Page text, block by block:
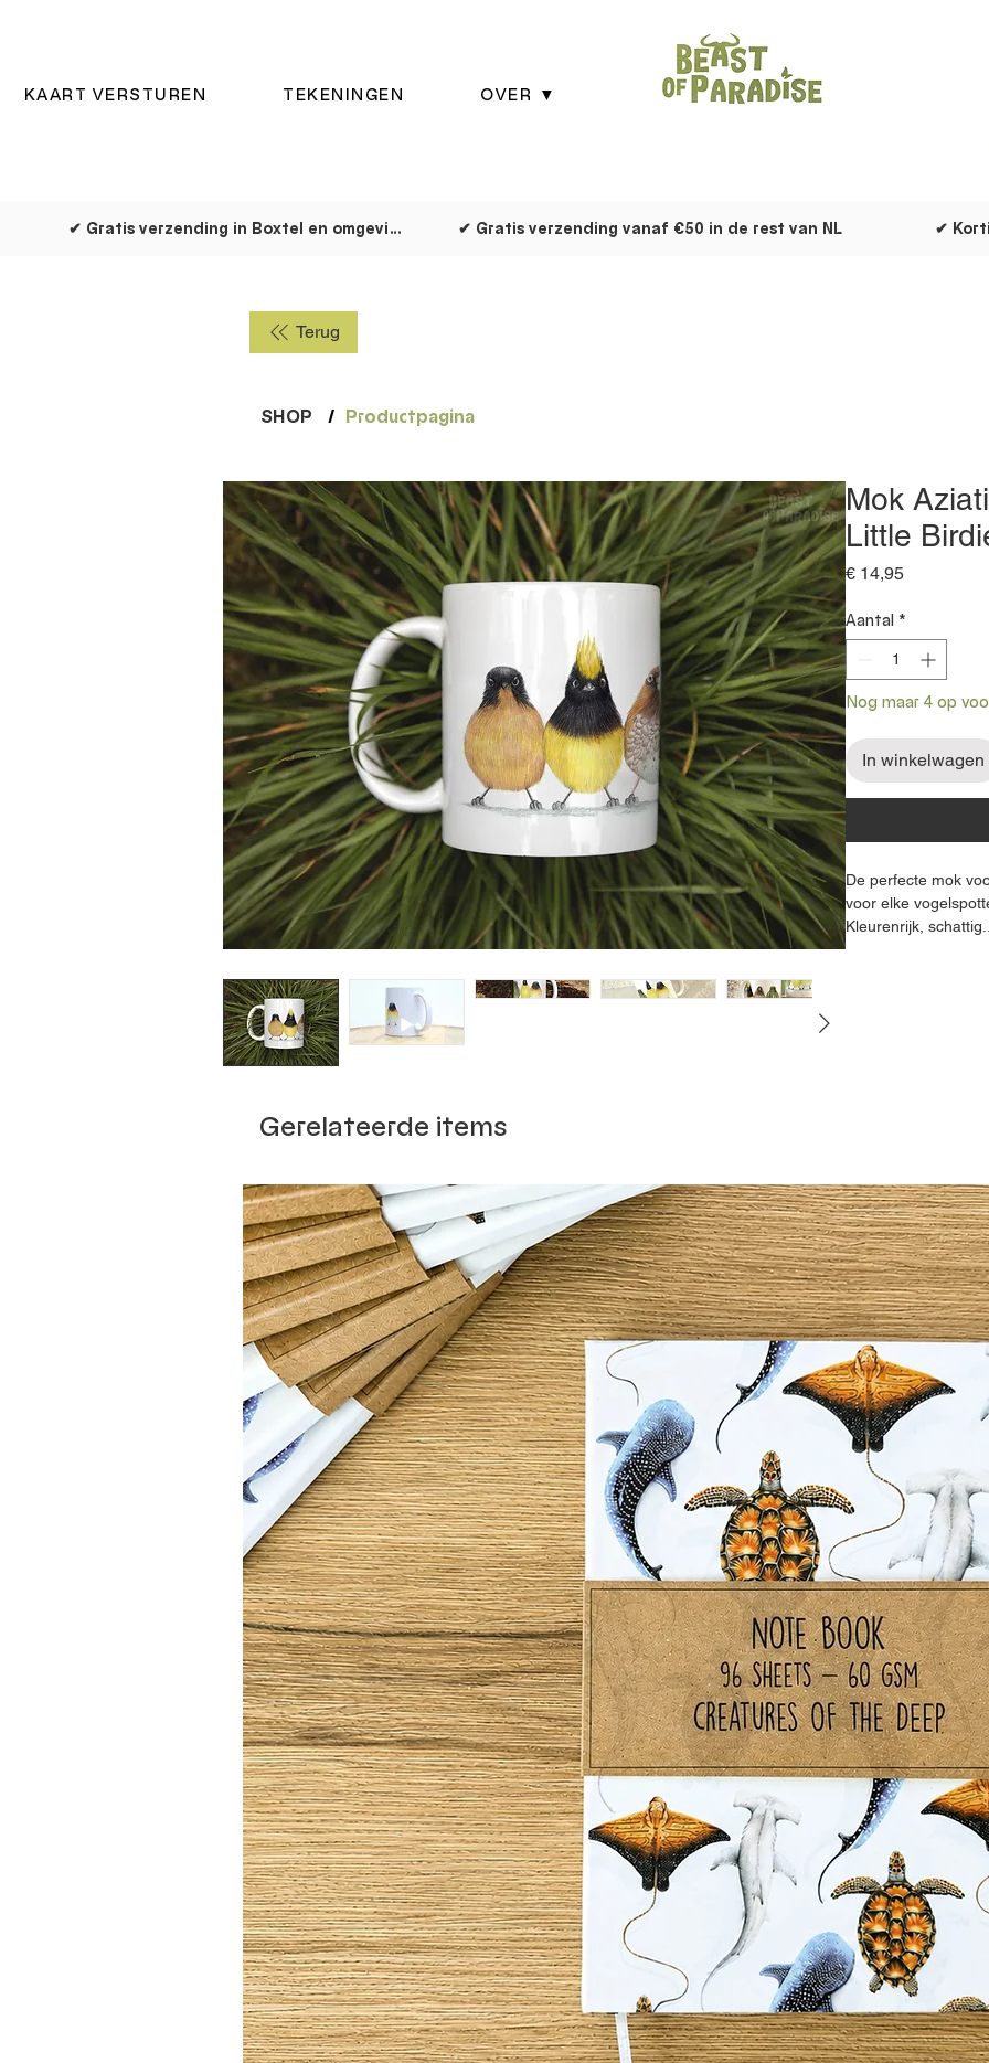
KAART VERSTUREN TEKENINGEN OVER ▼
✔ Gratis verzending in Boxtel en omgeving ✔ Gratis verzending vanaf €50 in de rest van NL ✔
Terug
SHOP / Productpagina
Mok
Little
€ 14,95Prijs
Aantal *
Nog maar 4 op
In winkelwagen
De perfecte mok
voor elke
Kleurenrijk,
- Materiaal:
- Hoogte: 9,5 cm
- Doorsnede: 8 cm
- 330 ml
- 330 gram
- Kan in de
MIX & MATCH: 2
Twee mokken of
code TWOMUGS
ontvangen.
Vrij te combineren
Gerelateerde items